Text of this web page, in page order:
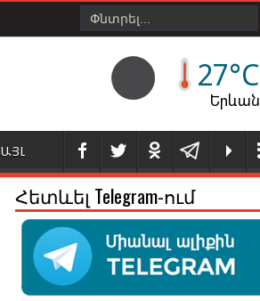
27°C
Երևան
ԱՅԼ
Հետևել Telegram-ում